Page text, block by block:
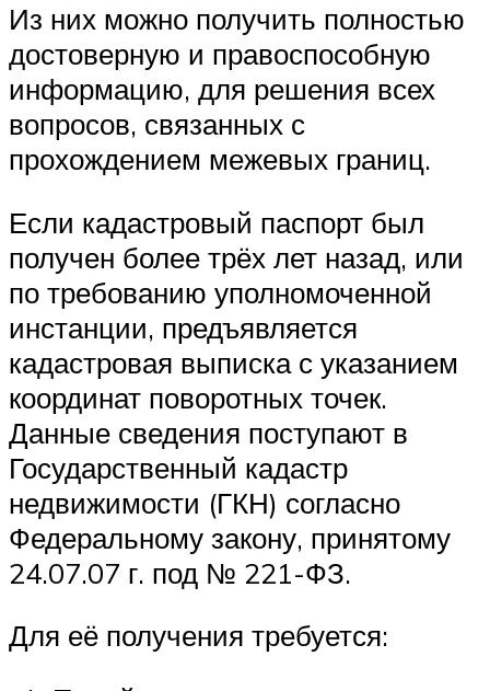
Из них можно получить полностью
достоверную и правоспособную
информацию, для решения всех
вопросов, связанных с
прохождением межевых границ.
Если кадастровый паспорт был
получен более трёх лет назад, или
по требованию уполномоченной
инстанции, предъявляется
кадастровая выписка с указанием
координат поворотных точек.
Данные сведения поступают в
Государственный кадастр
недвижимости (ГКН) согласно
Федеральному закону, принятому
24.07.07 г. под № 221-ФЗ.
Для её получения требуется: